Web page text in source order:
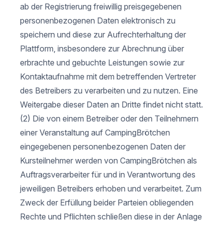
ab der Registrierung freiwillig preisgegebenen
personenbezogenen Daten elektronisch zu
speichern und diese zur Aufrechterhaltung der
Plattform, insbesondere zur Abrechnung über
erbrachte und gebuchte Leistungen sowie zur
Kontaktaufnahme mit dem betreffenden Vertreter
des Betreibers zu verarbeiten und zu nutzen. Eine
Weitergabe dieser Daten an Dritte findet nicht statt.
(2) Die von einem Betreiber oder den Teilnehmern
einer Veranstaltung auf CampingBrötchen
eingegebenen personenbezogenen Daten der
Kursteilnehmer werden von CampingBrötchen als
Auftragsverarbeiter für und in Verantwortung des
jeweiligen Betreibers erhoben und verarbeitet. Zum
Zweck der Erfüllung beider Parteien obliegenden
Rechte und Pflichten schließen diese in der Anlage